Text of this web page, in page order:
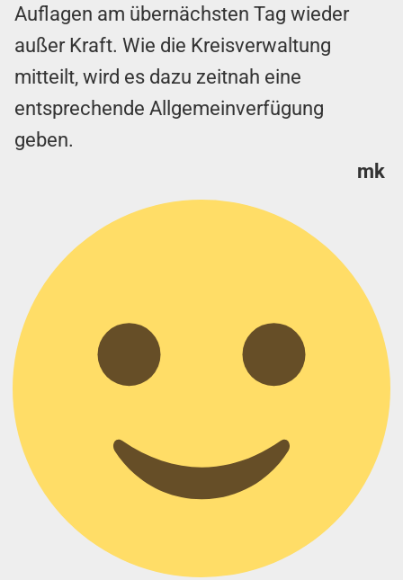
Auflagen am übernächsten Tag wieder
außer Kraft. Wie die Kreisverwaltung
mitteilt, wird es dazu zeitnah eine
entsprechende Allgemeinverfügung
geben.
mk